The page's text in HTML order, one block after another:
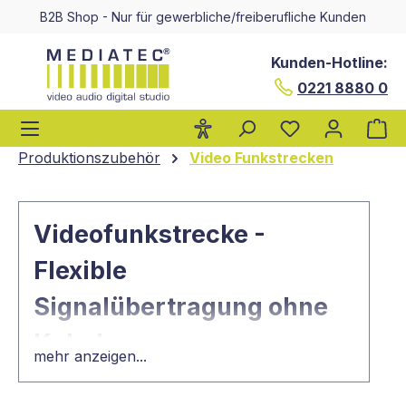
springen
B2B Shop - Nur für gewerbliche/freiberufliche Kunden
Kunden-Hotline:
0221 8880 0
Produktionszubehör
Video Funkstrecken
Videofunkstrecke -
Flexible
Signalübertragung ohne
Kabel
Nicht nur im professionellen, auch im privaten
mehr anzeigen...